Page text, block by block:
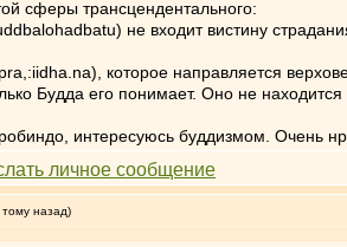
сферы трансцендентального:
не входит вистину
которое направляется
Будда его понимает. Оно не
интересуюсь буддизмом. Очень
назад)